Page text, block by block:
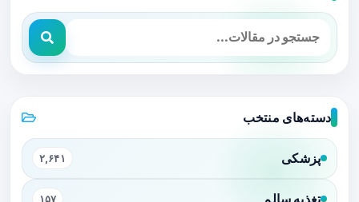
دسته‌های منتخب
پزشکی ۲,۶۴۱
تغذیه سالم ۱۵۷